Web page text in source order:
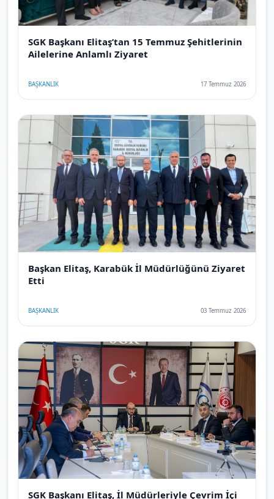
SGK Başkanı Elitaş’tan 15 Temmuz Şehitlerinin
Ailelerine Anlamlı Ziyaret
BAŞKANLIK 17 Temmuz 2026
Başkan Elitaş, Karabük İl Müdürlüğünü Ziyaret
Etti
BAŞKANLIK 03 Temmuz 2026
SGK Başkanı Elitaş, İl Müdürleriyle Çevrim İçi